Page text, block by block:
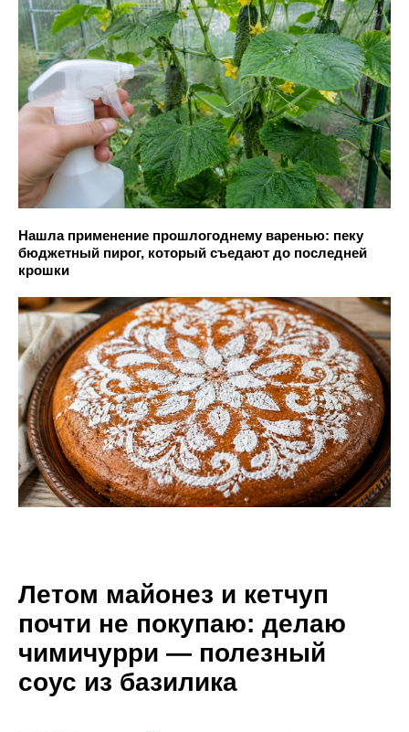
Нашла применение прошлогоднему варенью: пеку
бюджетный пирог, который съедают до последней
крошки
Летом майонез и кетчуп
почти не покупаю: делаю
чимичурри — полезный
соус из базилика